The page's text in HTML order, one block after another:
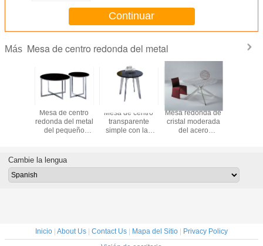
Continuar
Más Mesa de centro redonda del metal
blanco
leche
Mesa de centro
redonda del metal
del pequeño
para la sala de
exposición 450 *
Mesa de centro
transparente
simple con las
del claro del
Mesa redonda de
cristal moderada
del acero
del
Cambie la lengua
Inicio | About Us | Contact Us | Mapa del Sitio | Privacy Policy